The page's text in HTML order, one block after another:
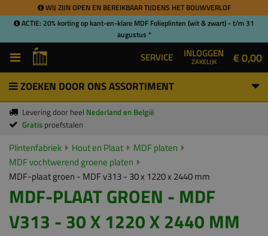
WIJ ZIJN OPEN EN BEREIKBAAR TIJDENS HET BOUWVERLOF
ACTIE: 20% korting op kant-en-klare MDF Folieplinten (wit & zwart) - t/m 31
augustus *
SERVICE INLOGGEN
ZAKELIJK € 0,00
ZOEKEN DOOR ONS ASSORTIMENT
Levering door heel Nederland en België
Gratis proefstalen
Plintenfabriek Hout en Plaat
MDF platen
MDF vochtwerend groene platen
MDF-plaat groen - MDF v313 - 30 x 1220 x 2440 mm
MDF-PLAAT GROEN - MDF
V313 - 30 X 1220 X 2440 MM